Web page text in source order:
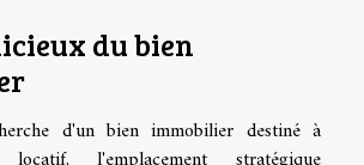
du bien
d'un bien immobilier destiné à